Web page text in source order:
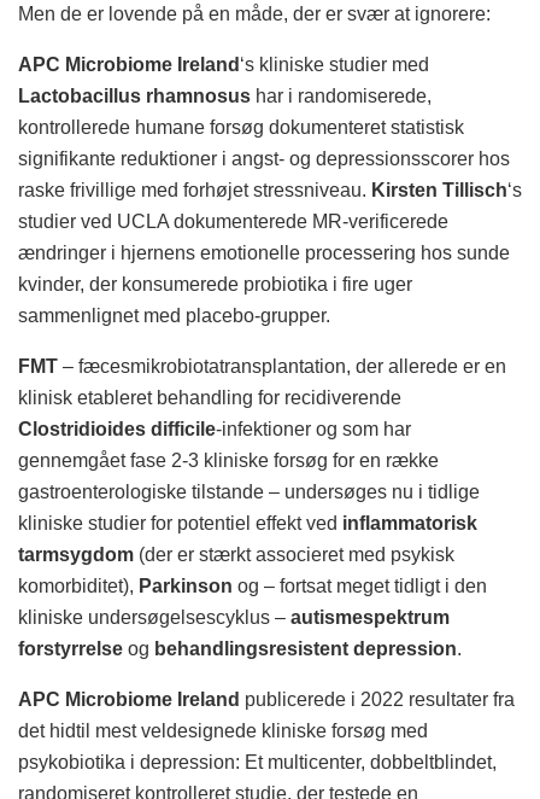
Men de er lovende på en måde, der er svær at ignorere:
APC Microbiome Ireland ‘s kliniske studier med
Lactobacillus rhamnosus har i randomiserede,
kontrollerede humane forsøg dokumenteret statistisk
signifikante reduktioner i angst- og depressionsscorer hos
raske frivillige med forhøjet stressniveau. Kirsten Tillisch‘s
studier ved UCLA dokumenterede MR-verificerede
ændringer i hjernens emotionelle processering hos sunde
kvinder, der konsumerede probiotika i fire uger
sammenlignet med placebo-grupper.
FMT – fæcesmikrobiotatransplantation, der allerede er en
klinisk etableret behandling for recidiverende
Clostridioides difficile-infektioner og som har
gennemgået fase 2-3 kliniske forsøg for en række
gastroenterologiske tilstande – undersøges nu i tidlige
kliniske studier for potentiel effekt ved inflammatorisk
tarmsygdom (der er stærkt associeret med psykisk
komorbiditet), Parkinson og – fortsat meget tidligt i den
kliniske undersøgelsescyklus – autismespektrum
forstyrrelse og behandlingsresistent depression.
APC Microbiome Ireland publicerede i 2022 resultater fra
det hidtil mest veldesignede kliniske forsøg med
psykobiotika i depression: Et multicenter, dobbeltblindet,
randomiseret kontrolleret studie, der testede en